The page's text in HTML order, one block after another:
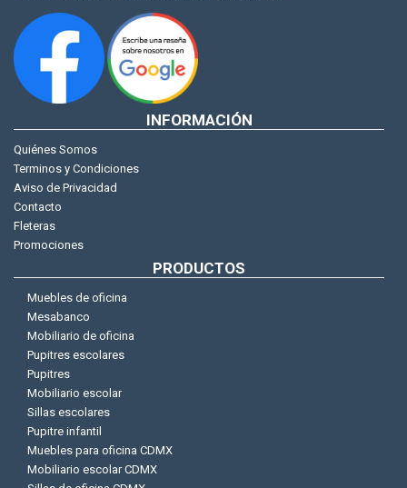
INFORMACIÓN
Quiénes Somos
Terminos y Condiciones
Aviso de Privacidad
Contacto
Fleteras
Promociones
PRODUCTOS
Muebles de oficina
Mesabanco
Mobiliario de oficina
Pupitres escolares
Pupitres
Mobiliario escolar
Sillas escolares
Pupitre infantil
Muebles para oficina CDMX
Mobiliario escolar CDMX